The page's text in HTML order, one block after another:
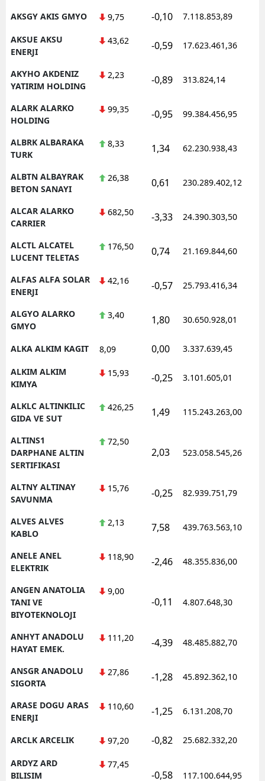
AKSGY AKIS GMYO 9,75 -0,10 7.118.853,89
AKSUE AKSU
ENERJI
43,62 -0,59 17.623.461,36
AKYHO AKDENIZ
YATIRIM HOLDING
2,23 -0,89 313.824,14
ALARK ALARKO
HOLDING
99,35 -0,95 99.384.456,95
ALBRK ALBARAKA
TURK
8,33 1,34 62.230.938,43
ALBTN ALBAYRAK
BETON SANAYI
26,38 0,61 230.289.402,12
ALCAR ALARKO
CARRIER
682,50 -3,33 24.390.303,50
ALCTL ALCATEL
LUCENT TELETAS
176,50 0,74 21.169.844,60
ALFAS ALFA SOLAR
ENERJI
42,16 -0,57 25.793.416,34
ALGYO ALARKO
GMYO
3,40 1,80 30.650.928,01
ALKA ALKIM KAGIT 8,09 0,00 3.337.639,45
ALKIM ALKIM
KIMYA
15,93 -0,25 3.101.605,01
ALKLC ALTINKILIC
GIDA VE SUT
426,25 1,49 115.243.263,00
ALTINS1
DARPHANE ALTIN
SERTIFIKASI
72,50
2,03 523.058.545,26
ALTNY ALTINAY
SAVUNMA
15,76 -0,25 82.939.751,79
ALVES ALVES
KABLO
2,13 7,58 439.763.563,10
ANELE ANEL
ELEKTRIK
118,90 -2,46 48.355.836,00
ANGEN ANATOLIA
TANI VE
BIYOTEKNOLOJI
9,00
-0,11 4.807.648,30
ANHYT ANADOLU
HAYAT EMEK.
111,20 -4,39 48.485.882,70
ANSGR ANADOLU
SIGORTA
27,86 -1,28 45.892.362,10
ARASE DOGU ARAS
ENERJI
110,60 -1,25 6.131.208,70
ARCLK ARCELIK 97,20 -0,82 25.682.332,20
ARDYZ ARD
BILISIM
77,45
-0,58 117.100.644,95